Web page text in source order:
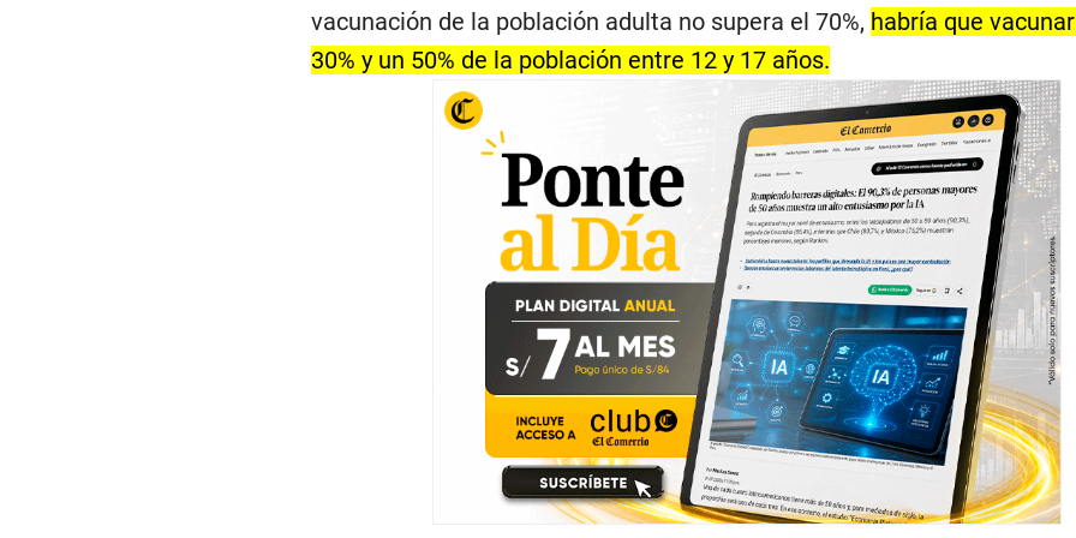
vacunación de la población adulta no supera el 70%, habría que
30% y un 50% de la población entre 12 y 17 años.